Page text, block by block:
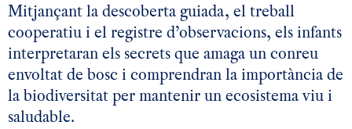
Mitjançant la descoberta guiada, el treball
cooperatiu i el registre d’observacions, els infants
interpretaran els secrets que amaga un conreu
envoltat de bosc i comprendran la importància de
la biodiversitat per mantenir un ecosistema viu i
saludable.